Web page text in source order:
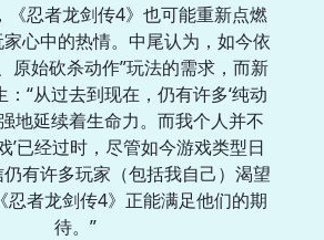
《忍者龙剑传4》也可能重新点燃
心中的热情。中尾认为，如今依
原始砍杀动作”玩法的需求，而新
“从过去到现在，仍有许多‘纯动
地延续着生命力。而我个人并不
’已经过时，尽管如今游戏类型日
有许多玩家（包括我自己）渴望
忍者龙剑传4》正能满足他们的期
待。”